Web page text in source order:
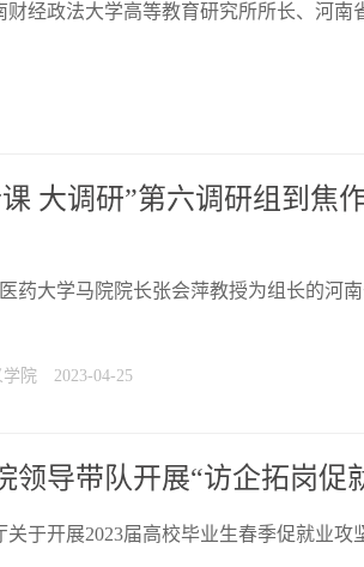
经政法大学高等教育研究所所长、河
大调研”第六调研组到焦
药大学马院院长张会萍教授为组长的河
院 2023-04-25
领导带队开展“访企拓岗促
于开展2023届高校毕业生春季促就业